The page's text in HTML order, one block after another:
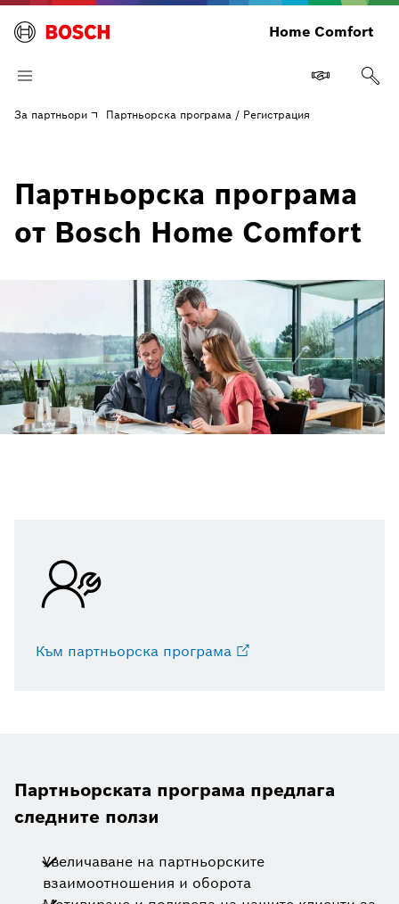
Home Comfort
За партньори Партньорска програма / Регистрация
Партньорска програма
от Bosch Home Comfort
Към партньорска програма
Партньорската програма предлага
следните ползи
Увеличаване на партньорските
взаимоотношения и оборота